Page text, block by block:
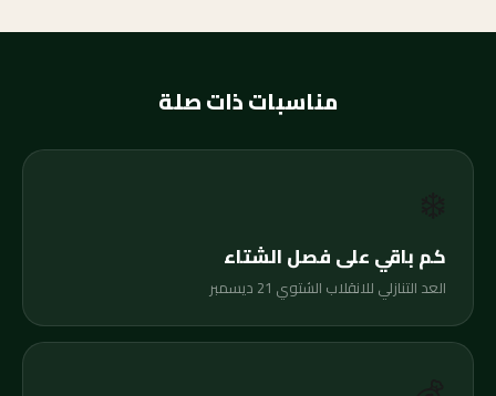
مناسبات ذات صلة
كم باقي على فصل الشتاء
العد التنازلي للانقلاب الشتوي 21 ديسمبر